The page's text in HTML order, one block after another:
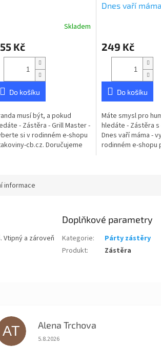
Skladem
Kč
Do košíku
musí být, a pokud
- Zástěra - Grill Master -
si v rodinném e-shopu
cb.cz. Doručujeme
Dnes vaří máma
249 Kč
Do košíku
Máte smysl pro
hledáte - Zástěra
Dnes vaří máma -
rodinném e-shopu
informace
Vtipný a zároveň
Doplňkové parametry
Kategorie:
Párty zástěry
Produkt: Zástěra
AT Alena Trchova
Hodnocení obchodu je 5 z 5 hvězdiček.
5.8.2026